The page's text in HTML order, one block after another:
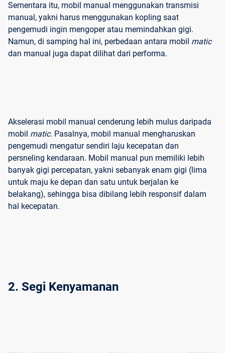
Sementara itu, mobil manual menggunakan transmisi
manual, yakni harus menggunakan kopling saat
pengemudi ingin mengoper atau memindahkan gigi.
Namun, di samping hal ini, perbedaan antara mobil matic
dan manual juga dapat dilihat dari performa.
Akselerasi mobil manual cenderung lebih mulus daripada
mobil matic. Pasalnya, mobil manual mengharuskan
pengemudi mengatur sendiri laju kecepatan dan
persneling kendaraan. Mobil manual pun memiliki lebih
banyak gigi percepatan, yakni sebanyak enam gigi (lima
untuk maju ke depan dan satu untuk berjalan ke
belakang), sehingga bisa dibilang lebih responsif dalam
hal kecepatan.
2. Segi Kenyamanan